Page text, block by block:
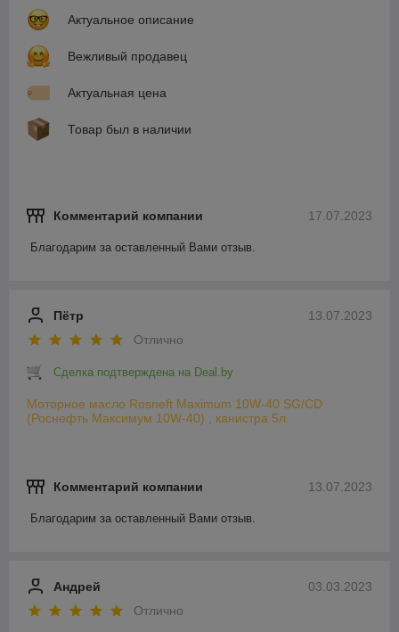
Актуальное описание
Вежливый продавец
Актуальная цена
Товар был в наличии
17.07.2023
Комментарий компании
Благодарим за оставленный Вами отзыв.
13.07.2023
Пётр
Отлично
Сделка подтверждена на Deal.by
Моторное масло Rosneft Maximum 10W-40 SG/CD
(Роснефть Максимум 10W-40) , канистра 5л.
13.07.2023
Комментарий компании
Благодарим за оставленный Вами отзыв.
03.03.2023
Андрей
Отлично